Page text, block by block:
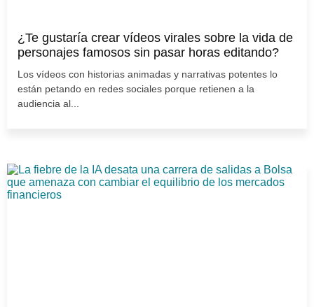
¿Te gustaría crear vídeos virales sobre la vida de
personajes famosos sin pasar horas editando?
Los vídeos con historias animadas y narrativas potentes lo
están petando en redes sociales porque retienen a la
audiencia al...